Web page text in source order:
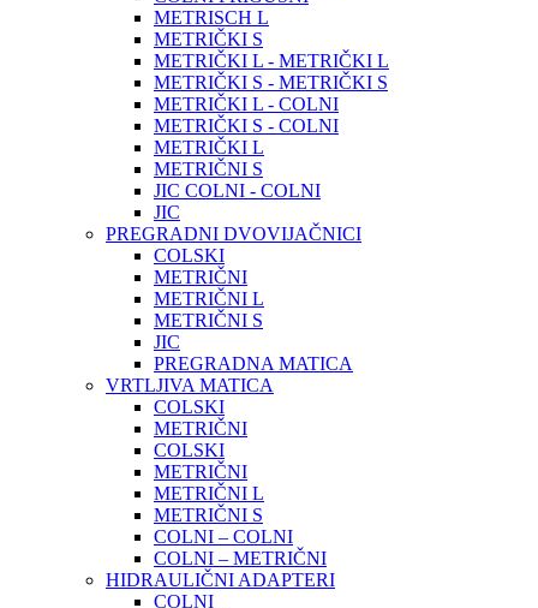
METRISCH L
METRIČKI S
METRIČKI L - METRIČKI L
METRIČKI S - METRIČKI S
METRIČKI L - COLNI
METRIČKI S - COLNI
METRIČKI L
METRIČNI S
JIC COLNI - COLNI
JIC
PREGRADNI DVOVIJAČNICI
COLSKI
METRIČNI
METRIČNI L
METRIČNI S
JIC
PREGRADNA MATICA
VRTLJIVA MATICA
COLSKI
METRIČNI
COLSKI
METRIČNI
METRIČNI L
METRIČNI S
COLNI – COLNI
COLNI – METRIČNI
HIDRAULIČNI ADAPTERI
COLNI